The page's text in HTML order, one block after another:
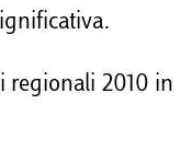
regionali 2010 in